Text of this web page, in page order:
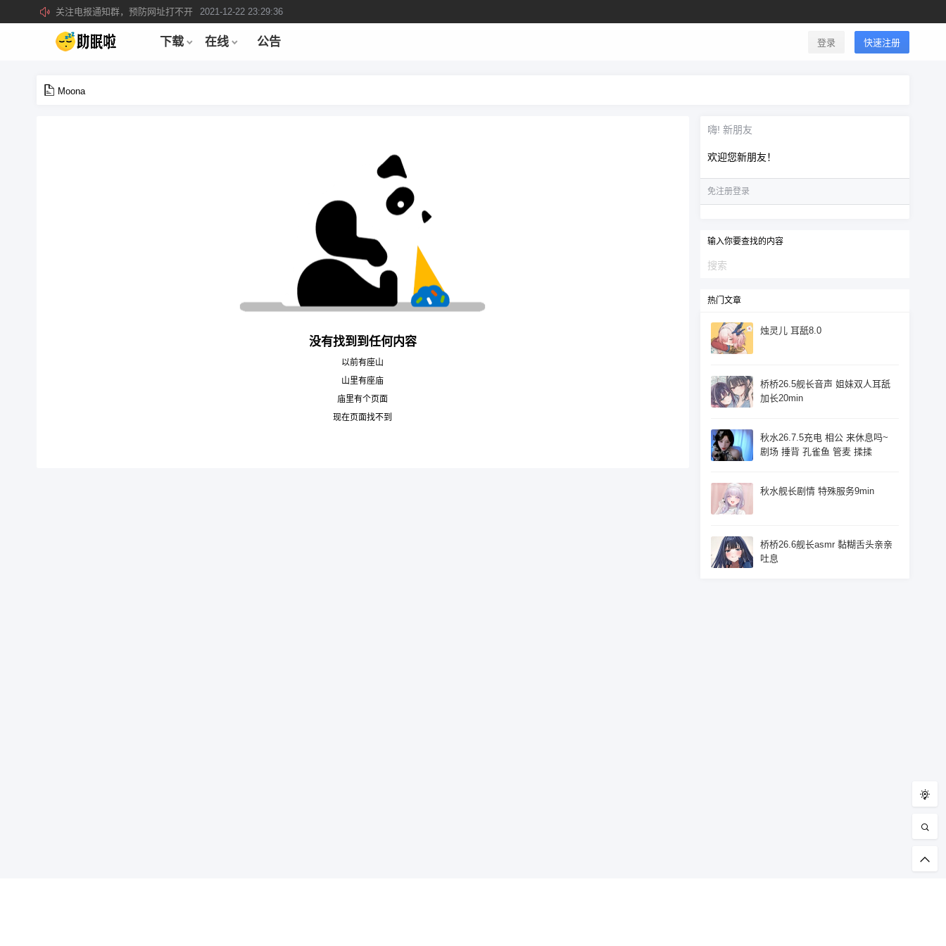
关注电报通知群，预防网址打不开
2021-12-22 23:29:36
所有注册用户记得每日来签到领取积分。
2019-04-01 22:39:39
下载 在线 公告 登录 快速注册
Moona
没有找到到任何内容
以前有座山
山里有座庙
庙里有个页面
现在页面找不到
嗨! 新朋友
欢迎您新朋友！
免注册登录
输入你要查找的内容
热门文章
烛灵儿 耳舐8.0
桥桥26.5舰长音声 姐妹双人耳舐
加长20min
秋水26.7.5充电 相公 来休息吗~
剧场 捶背 孔雀鱼 管麦 揉揉
秋水舰长剧情 特殊服务9min
桥桥26.6舰长asmr 黏糊舌头亲亲
吐息
您没有权限发布内容，请购买会员或者提升权